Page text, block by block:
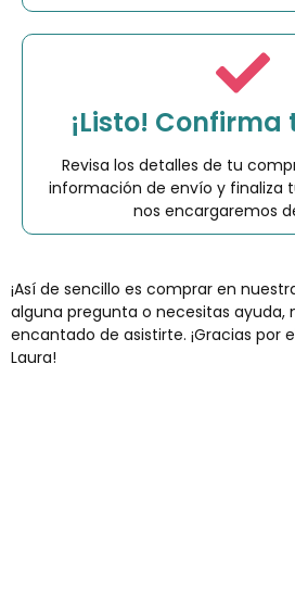
¡Listo!
Revisa los detalles de tu
información de envío y finaliza
nos encargaremos
¡Así de sencillo es comprar en
alguna pregunta o necesitas ayuda,
encantado de asistirte. ¡Gracias por
Laura!